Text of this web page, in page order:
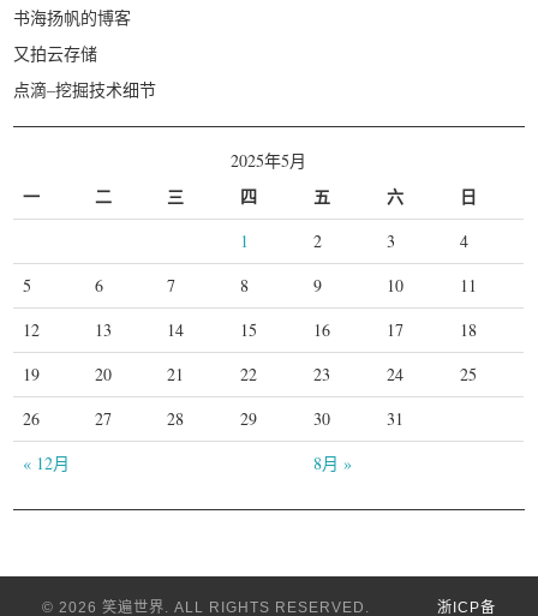
书海扬帆的博客
又拍云存储
点滴–挖掘技术细节
2025年5月
一 二 三 四 五 六 日
« 12月 8月 »
1 2 3
4
5
6 7 8 9 10
11
12
13 14 15 16 17
18
19
20 21 22 23 24
25
26
27 28 29 30 31
© 2026 笑遍世界. ALL RIGHTS RESERVED. 浙ICP备